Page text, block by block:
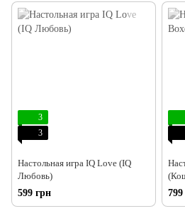
3
3
Настольная игра IQ Love (IQ
Любовь)
599 грн